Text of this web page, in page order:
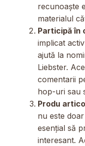
recunoaște
materialul
Participă în
implicat
ajută la
Liebster.
comentarii
hop-uri sau
Produ
nu este
esențial să
interesant.